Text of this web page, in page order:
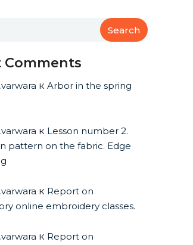
Search
Comments
кArbor in the spring
к Lesson number 2.
pattern on the fabric. Edge
к Report on
online embroidery classes.
к Report on